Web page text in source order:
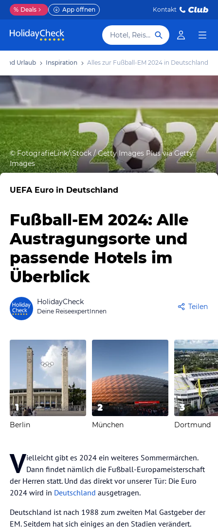
% Deals App öffnen Kontakt
Hotel, Reiseziel
Urlaub Inspiration Alles zur Fußball-EM 2024 in Deutschland
©FotografieLink/iStock / Getty Images Plus via Getty
Images
UEFA Euro in Deutschland
Fußball-EM 2024: Alle
Austragungsorte und
passende Hotels im
Überblick
HolidayCheck
Deine ReiseexpertInnen
Teilen
1
Berlin
2
München
3
Dortmund
Vielleicht gibt es 2024 ein weiteres Sommermärchen.
Dann findet nämlich die Fußball-Europameisterschaft
der Herren statt. Und das direkt vor unserer Tür: Die Euro
2024 wird in Deutschland ausgetragen.
Deutschland ist nach 1988 zum zweiten Mal Gastgeber der
EM. Seitdem hat sich einiges an den Stadien verändert.